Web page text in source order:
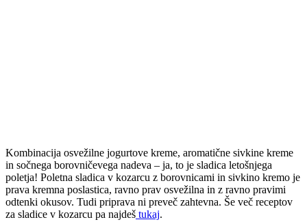
Kombinacija osvežilne jogurtove kreme, aromatične sivkine kreme
in sočnega borovničevega nadeva – ja, to je sladica letošnjega
poletja! Poletna sladica v kozarcu z borovnicami in sivkino kremo je
prava kremna poslastica, ravno prav osvežilna in z ravno pravimi
odtenki okusov. Tudi priprava ni preveč zahtevna. Še več receptov
za sladice v kozarcu pa najdeš tukaj.